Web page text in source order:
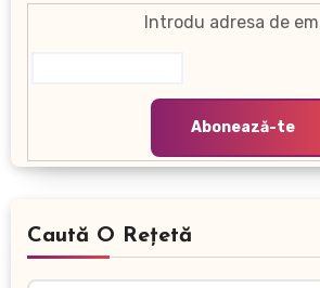
Introdu adresa de
Caută O Rețetă